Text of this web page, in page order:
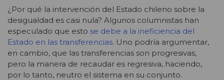
¿Por qué la intervención del Estado chileno sobre la
desigualdad es casi nula? Algunos columnistas han
especulado que esto se debe a la ineficiencia del
Estado en las transferencias. Uno podría argumentar,
en cambio, que las transferencias son progresivas,
pero la manera de recaudar es regresiva, haciendo,
por lo tanto, neutro el sistema en su conjunto.